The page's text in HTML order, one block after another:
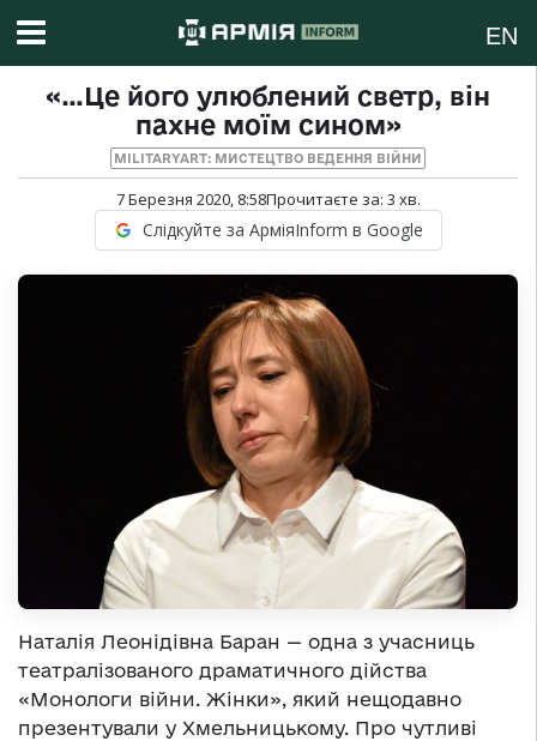
EN
«…Це його улюблений светр, він
пахне моїм сином»
MILITARYART: МИСТЕЦТВО ВЕДЕННЯ ВІЙНИ
7 Березня 2020, 8:58Прочитаєте за: 3 хв.
Слідкуйте за АрміяInform в Google
Наталія Леонідівна Баран — одна з учасниць
театралізованого драматичного дійства
«Монологи війни. Жінки», який нещодавно
презентували у Хмельницькому. Про чутливі